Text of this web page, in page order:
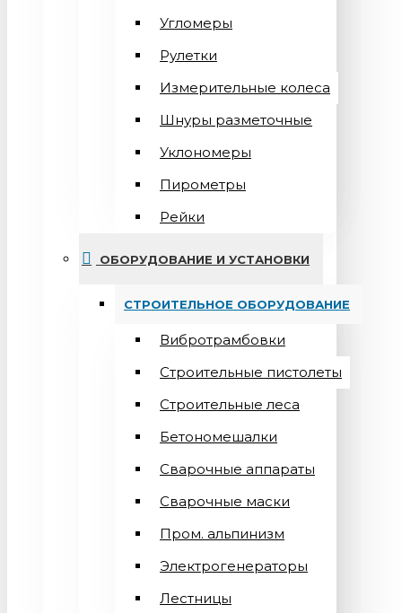
Угломеры
Рулетки
Измерительные колеса
Шнуры разметочные
Уклономеры
Пирометры
Рейки
ОБОРУДОВАНИЕ И УСТАНОВКИ
СТРОИТЕЛЬНОЕ ОБОРУДОВАНИЕ
Вибротрамбовки
Строительные пистолеты
Строительные леса
Бетономешалки
Сварочные аппараты
Cварочные маски
Пром. альпинизм
Электрогенераторы
Лестницы